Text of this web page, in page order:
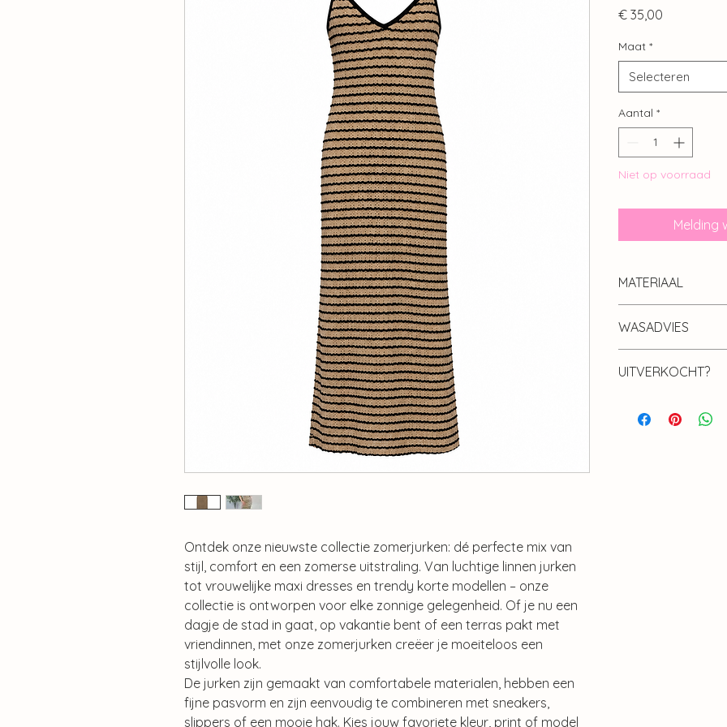
Ontdek onze nieuwste collectie zomerjurken: dé perfecte mix van
stijl, comfort en een zomerse uitstraling. Van luchtige linnen jurken
tot vrouwelijke maxi dresses en trendy korte modellen – onze
collectie is ontworpen voor elke zonnige gelegenheid. Of je nu een
dagje de stad in gaat, op vakantie bent of een terras pakt met
vriendinnen, met onze zomerjurken creëer je moeiteloos een
stijlvolle look.
De jurken zijn gemaakt van comfortabele materialen, hebben een
fijne pasvorm en zijn eenvoudig te combineren met sneakers,
slippers of een mooie hak. Kies jouw favoriete kleur, print of model
€ 35,00
Maat *
Selecteren
Aantal *
Niet op voorraad
Melding
MATERIAAL
WASADVIES
UITVERKOCHT?
Daar hebben we